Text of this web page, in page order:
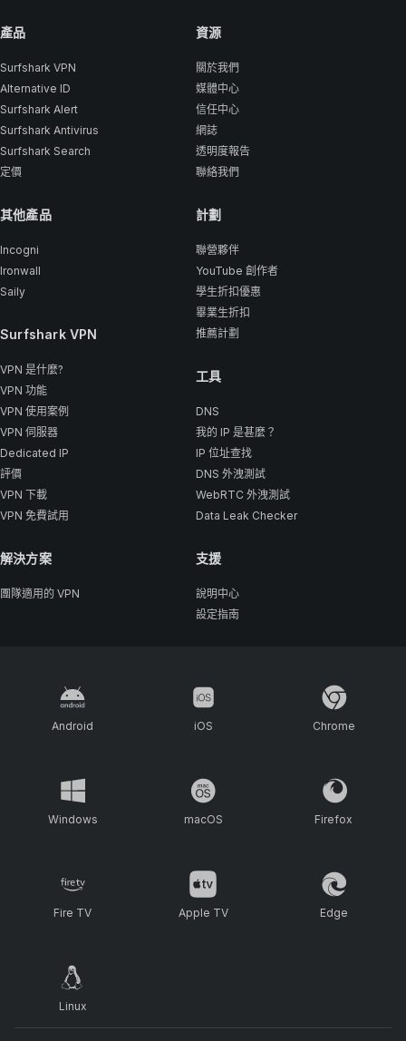
產品
Surfshark VPN
Alternative ID
Surfshark Alert
Surfshark Antivirus
Surfshark Search
定價
其他產品
Incogni
Ironwall
Saily
Surfshark VPN
VPN 是什麼?
VPN 功能
VPN 使用案例
VPN 伺服器
Dedicated IP
評價
VPN 下載
VPN 免費試用
解決方案
團隊適用的 VPN
資源
關於我們
媒體中心
信任中心
網誌
透明度報告
聯絡我們
計劃
聯營夥伴
YouTube 創作者
學生折扣優惠
畢業生折扣
推薦計劃
工具
DNS
我的 IP 是甚麼？
IP 位址查找
DNS 外洩測試
WebRTC 外洩測試
Data Leak Checker
支援
說明中心
設定指南
Android iOS Chrome
Windows macOS Firefox
Fire TV Apple TV Edge
Linux